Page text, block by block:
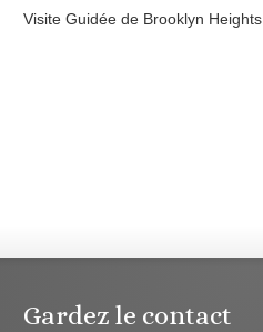
Visite Guidée de Brooklyn Heights
Gardez le contact